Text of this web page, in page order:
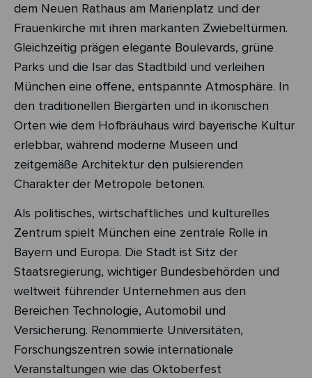
dem Neuen Rathaus am Marienplatz und der
Frauenkirche mit ihren markanten Zwiebeltürmen.
Gleichzeitig prägen elegante Boulevards, grüne
Parks und die Isar das Stadtbild und verleihen
München eine offene, entspannte Atmosphäre. In
den traditionellen Biergärten und in ikonischen
Orten wie dem Hofbräuhaus wird bayerische Kultur
erlebbar, während moderne Museen und
zeitgemäße Architektur den pulsierenden
Charakter der Metropole betonen.
Als politisches, wirtschaftliches und kulturelles
Zentrum spielt München eine zentrale Rolle in
Bayern und Europa. Die Stadt ist Sitz der
Staatsregierung, wichtiger Bundesbehörden und
weltweit führender Unternehmen aus den
Bereichen Technologie, Automobil und
Versicherung. Renommierte Universitäten,
Forschungszentren sowie internationale
Veranstaltungen wie das Oktoberfest